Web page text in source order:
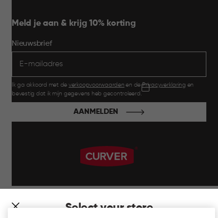
Select your store
Meld je aan & krijg 10% korting
Nieuwsbrief
Ik ga akkoord met de verkoopvoorwaarden en dePrivacyverklaring en
bevestig dat ik mijn gegevens heb gecontroleerd.
AANMELDEN